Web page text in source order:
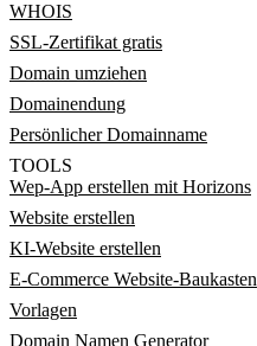
WHOIS
SSL-Zertifikat gratis
Domain umziehen
Domainendung
Persönlicher Domainname
TOOLS
Wep-App erstellen mit Horizons
Website erstellen
KI-Website erstellen
E-Commerce Website-Baukasten
Vorlagen
Domain Namen Generator